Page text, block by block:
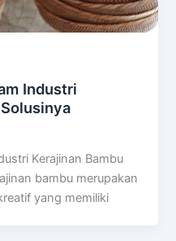
Industri
Kerajinan Bambu
bambu merupakan
yang memiliki